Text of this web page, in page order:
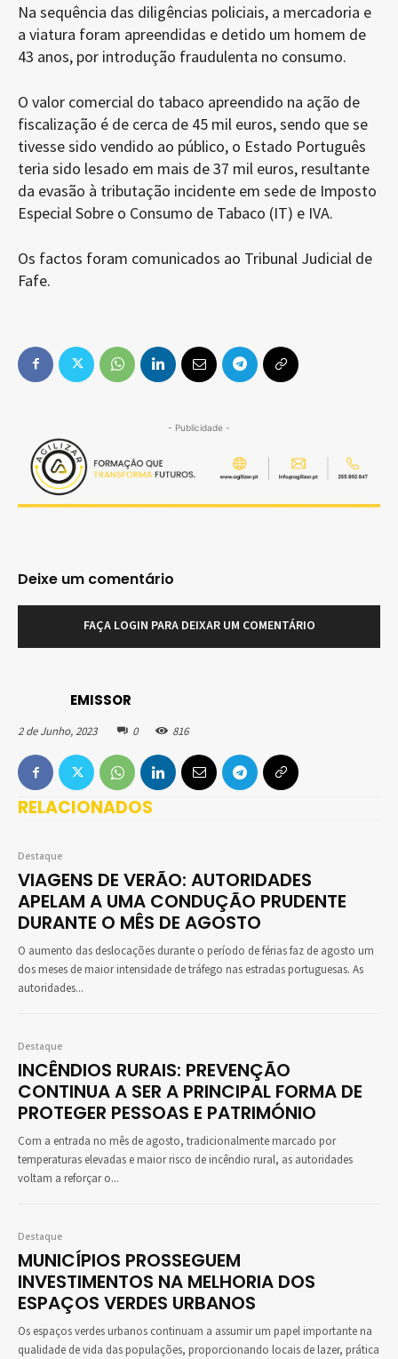
EMISSOR
2 de Junho, 2023 0 816
RELACIONADOS
Destaque
VIAGENS DE VERÃO: AUTORIDADES
APELAM A UMA CONDUÇÃO PRUDENTE
DURANTE O MÊS DE AGOSTO
O aumento das deslocações durante o período de férias faz de agosto um
dos meses de maior intensidade de tráfego nas estradas portuguesas. As
autoridades...
Destaque
INCÊNDIOS RURAIS: PREVENÇÃO
CONTINUA A SER A PRINCIPAL FORMA DE
PROTEGER PESSOAS E PATRIMÓNIO
Com a entrada no mês de agosto, tradicionalmente marcado por
temperaturas elevadas e maior risco de incêndio rural, as autoridades
voltam a reforçar o...
Destaque
MUNICÍPIOS PROSSEGUEM
INVESTIMENTOS NA MELHORIA DOS
ESPAÇOS VERDES URBANOS
Os espaços verdes urbanos continuam a assumir um papel importante na
qualidade de vida das populações, proporcionando locais de lazer, prática
Na sequência das diligências policiais, a mercadoria e
a viatura foram apreendidas e detido um homem de
43 anos, por introdução fraudulenta no consumo.
O valor comercial do tabaco apreendido na ação de
fiscalização é de cerca de 45 mil euros, sendo que se
tivesse sido vendido ao público, o Estado Português
teria sido lesado em mais de 37 mil euros, resultante
da evasão à tributação incidente em sede de Imposto
Especial Sobre o Consumo de Tabaco (IT) e IVA.
Os factos foram comunicados ao Tribunal Judicial de
Fafe.
- Publicidade -
Deixe um comentário
FAÇA LOGIN PARA DEIXAR UM COMENTÁRIO